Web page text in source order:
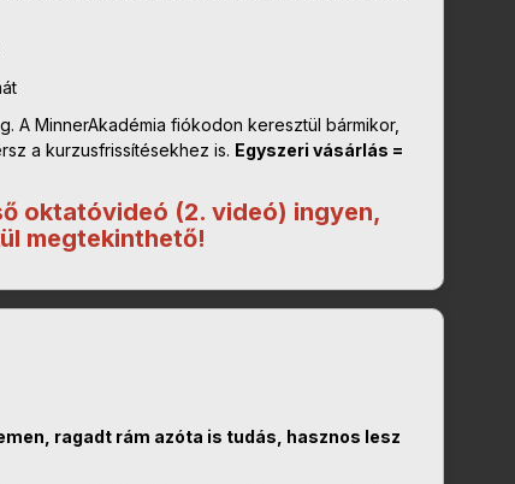
A MinnerAkadémia fiókodon keresztül bármikor,
a kurzusfrissítésekhez is. Egyszeri vásárlás =
oktatóvideó (2. videó) ingyen,
megtekinthető!
ragadt rám azóta is tudás, hasznos lesz